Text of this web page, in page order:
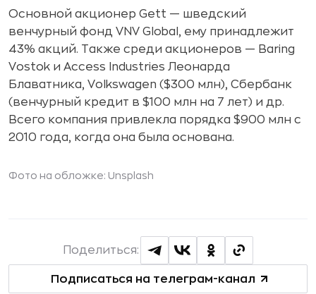
Основной акционер Gett — шведский
венчурный фонд VNV Global, ему принадлежит
43% акций. Также среди акционеров — Baring
Vostok и Access Industries Леонарда
Блаватника, Volkswagen ($300 млн), Сбербанк
(венчурный кредит в $100 млн на 7 лет) и др.
Всего компания привлекла порядка $900 млн с
2010 года, когда она была основана.
Фото на обложке: Unsplash
Подписаться на телеграм-канал
Поделиться: